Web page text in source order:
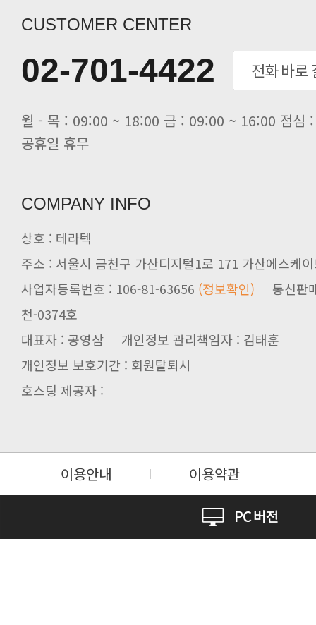
[전자신문] 테라텍-엣지에이아이,
[전자신문] AI 인프라 써보고 결정..
[전자신문] 공영삼 테라텍 대표 “단..
[전자신문] 당신의 AI GPU, 지..
CUSTOMER CENTER
02-701-4422
공휴일 휴무
COMPANY INFO
상호 : 테라텍
주소 : 서울시 금천구 가산디지털1로 171 가산에스케
사업자등록번호 : 106-81-63656 (정보확인)
천-0374호
대표자 : 공영삼 개인정보 관리책임자 : 김태훈
개인정보 보호기간 : 회원탈퇴시
호스팅 제공자 :
이용안내 이용약관